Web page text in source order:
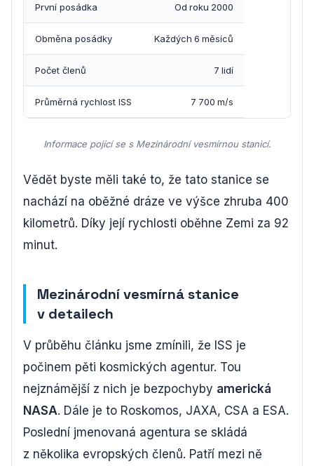
První posádka Od roku 2000
Obměna posádky Každých 6 měsíců
Počet členů 7 lidí
Průměrná rychlost ISS 7 700 m/s
Informace pojící se s Mezinárodní vesmírnou stanicí.
Vědět byste měli také to, že tato stanice se
nachází na oběžné dráze ve výšce zhruba 400
kilometrů. Díky její rychlosti oběhne Zemi za 92
minut.
Mezinárodní vesmírná stanice
v detailech
V průběhu článku jsme zmínili, že ISS je
počinem pěti kosmických agentur. Tou
nejznámější z nich je bezpochyby americká
NASA. Dále je to Roskomos, JAXA, CSA a ESA.
Poslední jmenovaná agentura se skládá
z několika evropských členů. Patří mezi ně